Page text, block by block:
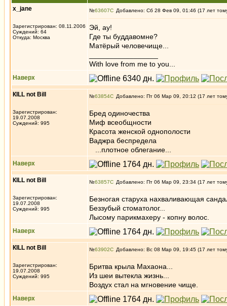
x_jane
Зарегистрирован: 08.11.2006
Суждений: 64
Откуда: Москва
№63607 Добавлено: Сб 28 Фев 09, 01:46 (17 лет
Эй, ау!
Где ты буддавомне?
Матёрый человечище...
With love from me to you...
Наверх
КILL not Вill
Зарегистрирован:
19.07.2008
Суждений: 995
№63854 Добавлено: Пт 06 Мар 09, 20:12 (17 лет
Бред одиночества
Миф всеобщности
Красота женской однополости
Ваджра беспредела
...плотное облегание...
Наверх
КILL not Вill
Зарегистрирован:
19.07.2008
Суждений: 995
№63857 Добавлено: Пт 06 Мар 09, 23:34 (17 лет
Безногая старуха нахваливающая
Беззубый стоматолог...
Лысому парикмахеру - копну волос.
Наверх
КILL not Вill
Зарегистрирован:
19.07.2008
Суждений: 995
№63902 Добавлено: Вс 08 Мар 09, 19:45 (17 лет
Бритва крыла Махаона...
Из шеи вытекла жизнь...
Воздух стал на мгновение чище.
Наверх